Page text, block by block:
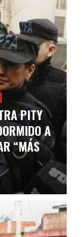
PITY
A
“MÁS